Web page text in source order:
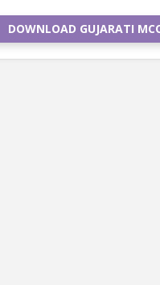
DOWNLOAD GUJARATI